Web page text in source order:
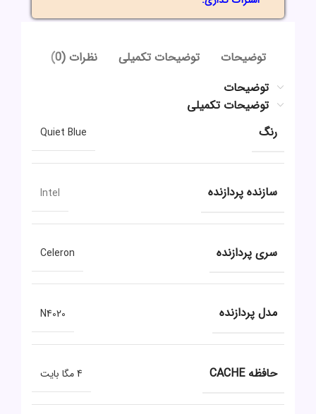
توضیحات توضیحات تکمیلی
نظرات (0)
توضیحات
توضیحات تکمیلی
رنگ
Quiet Blue
سازنده پردازنده Intel
سری پردازنده Celeron
مدل پردازنده N4020
حافظه CACHE 4 مگا بایت